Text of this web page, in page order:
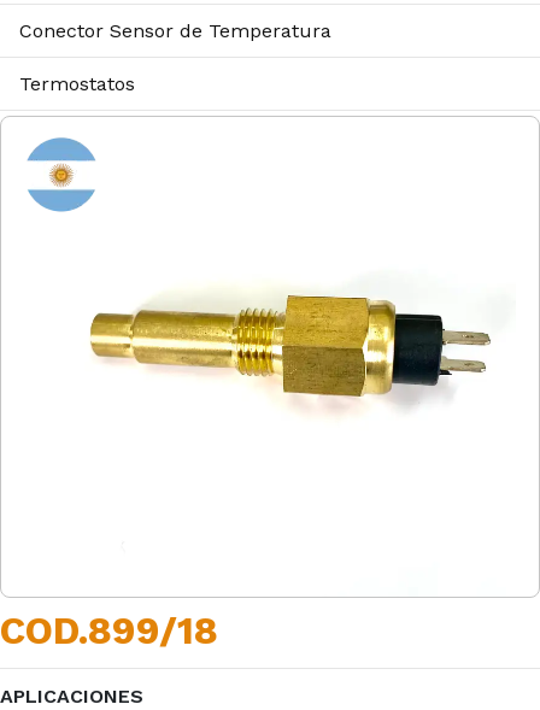
Conector Sensor de Temperatura
Termostatos
COD.899/18
APLICACIONES